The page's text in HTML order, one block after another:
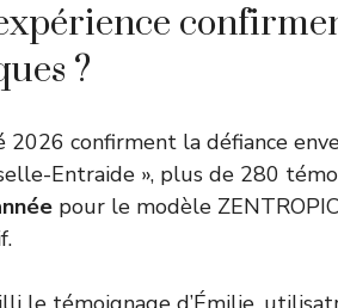
?
2026 confirment la défiance
Entraide », plus de 280
pour le modèle